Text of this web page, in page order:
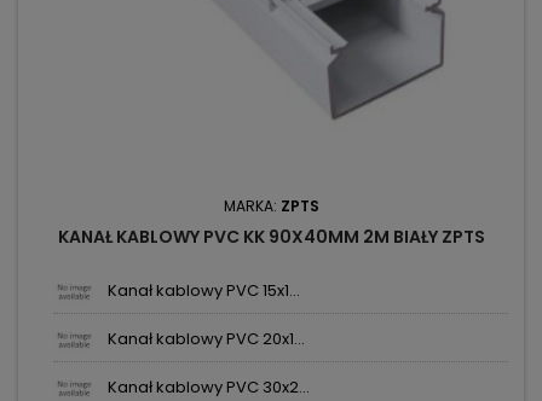
MARKA: ZPTS
KANAŁ KABLOWY PVC KK 90X40MM 2M BIAŁY ZPTS
Kanał kablowy PVC 15x1...
Kanał kablowy PVC 20x1...
Kanał kablowy PVC 30x2...